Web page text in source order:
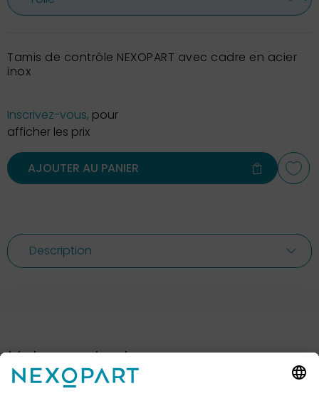
Tamis de contrôle NEXOPART avec cadre en acier
inox
Inscrivez-vous, pour
afficher les prix
AJOUTER AU PANIER
Description
Votre contact avec nous.
Avez-vous des questions ? Alors sil vous plaît